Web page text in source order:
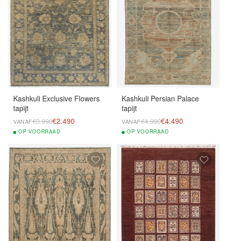
Kashkuli Exclusive Flowers
tapijt
VANAF€3.990€2.490
OP VOORRAAD
Kashkuli Persian Palace
tapijt
VANAF€4.990€4.490
OP VOORRAAD